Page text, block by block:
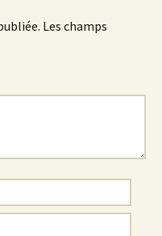
Les champs